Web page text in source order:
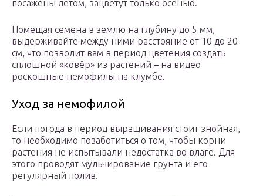
посажены летом, зацветут только осенью.
Помещая семена в землю на глубину до 5 мм,
выдерживайте между ними расстояние от 10 до 20
см, что позволит вам в период цветения создать
сплошной «ковёр» из растений – на видео
роскошные немофилы на клумбе.
Уход за немофилой
Если погода в период выращивания стоит знойная,
то необходимо позаботиться о том, чтобы корни
растения не испытывали недостатка во влаге. Для
этого проводят мульчирование грунта и его
регулярный полив.